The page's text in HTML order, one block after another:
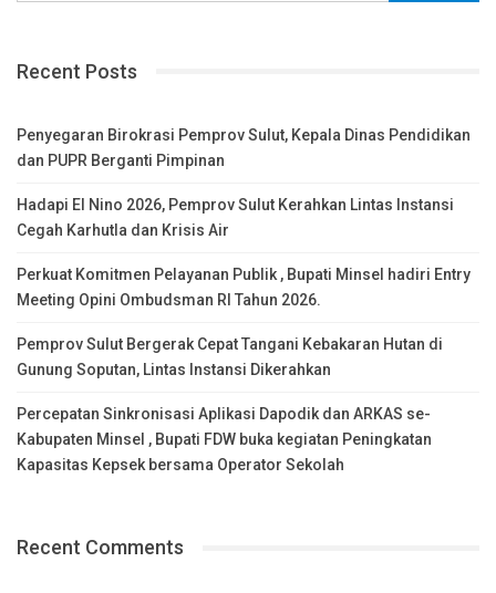
Recent Posts
Penyegaran Birokrasi Pemprov Sulut, Kepala Dinas Pendidikan
dan PUPR Berganti Pimpinan
Hadapi El Nino 2026, Pemprov Sulut Kerahkan Lintas Instansi
Cegah Karhutla dan Krisis Air
Perkuat Komitmen Pelayanan Publik , Bupati Minsel hadiri Entry
Meeting Opini Ombudsman RI Tahun 2026.
Pemprov Sulut Bergerak Cepat Tangani Kebakaran Hutan di
Gunung Soputan, Lintas Instansi Dikerahkan
Percepatan Sinkronisasi Aplikasi Dapodik dan ARKAS se-
Kabupaten Minsel , Bupati FDW buka kegiatan Peningkatan
Kapasitas Kepsek bersama Operator Sekolah
Recent Comments